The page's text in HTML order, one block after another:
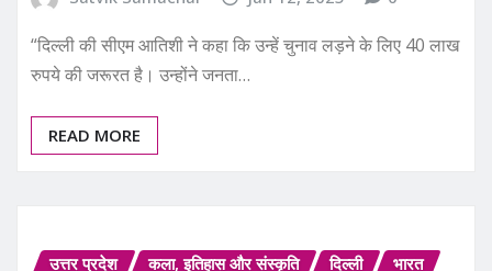
“दिल्ली की सीएम आतिशी ने कहा कि उन्हें चुनाव लड़ने के लिए 40 लाख
रुपये की जरूरत है। उन्होंने जनता…
READ MORE
उत्तर प्रदेश कला, इतिहास और संस्कृति दिल्ली
भारत